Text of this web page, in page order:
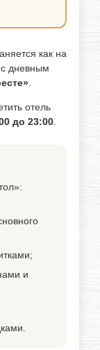
как на
с дневным
.
отель
до 23:00.
и